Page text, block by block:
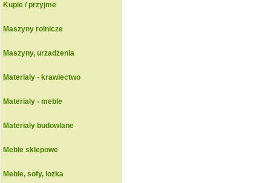
Kupie / przyjme
Maszyny rolnicze
Maszyny, urzadzenia
Materialy - krawiectwo
Materialy - meble
Materialy budowlane
Meble sklepowe
Meble, sofy, lozka